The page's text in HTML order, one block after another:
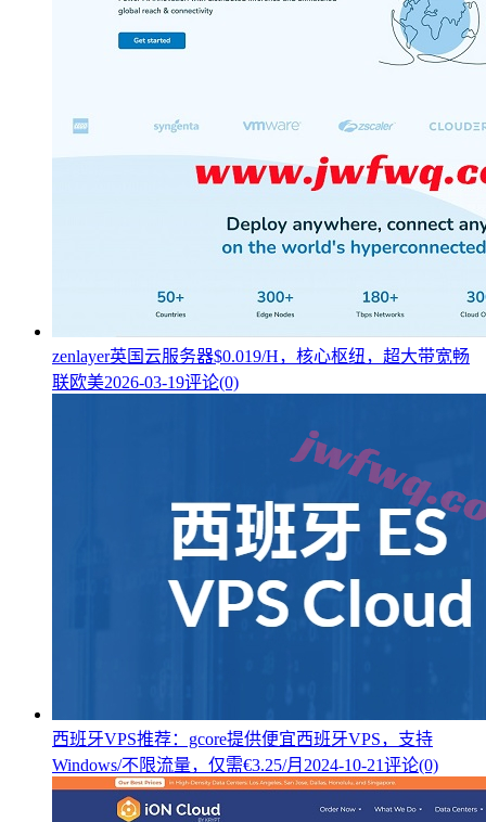
zenlayer英国云服务器$0.019/H，核心枢纽，超大带宽畅
联欧美2026-03-19评论(0)
西班牙VPS推荐：gcore提供便宜西班牙VPS，支持
Windows/不限流量，仅需€3.25/月 2024-10-21评论(0)